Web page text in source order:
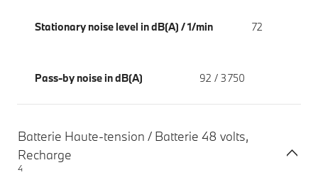
Stationary noise level in dB(A) / 1/min 72
Pass-by noise in dB(A) 92 / 3 750
Batterie Haute-tension / Batterie 48 volts,
Recharge
4